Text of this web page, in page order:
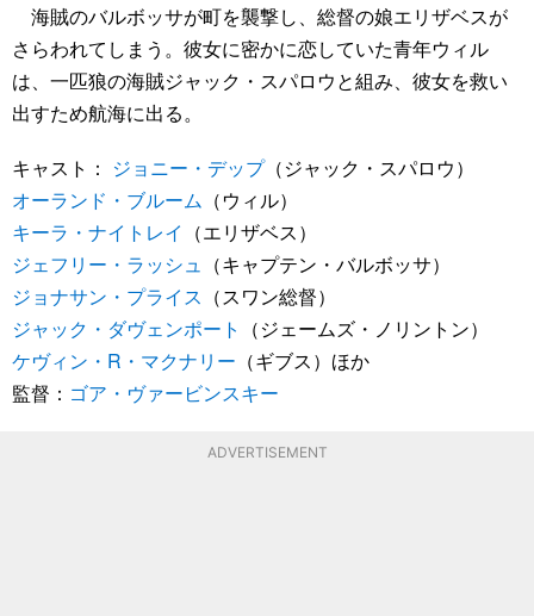
海賊のバルボッサが町を襲撃し、総督の娘エリザベスが
さらわれてしまう。彼女に密かに恋していた青年ウィル
は、一匹狼の海賊ジャック・スパロウと組み、彼女を救い
出すため航海に出る。
キャスト： ジョニー・デップ（ジャック・スパロウ）
オーランド・ブルーム （ウィル）
キーラ・ナイトレイ （エリザベス）
ジェフリー・ラッシュ （キャプテン・バルボッサ）
ジョナサン・プライス （スワン総督）
ジャック・ダヴェンポート
（ジェームズ・ノリントン）
ケヴィン・R・マクナリー （ギブス）ほか
監督： ゴア・ヴァービンスキー
ADVERTISEMENT